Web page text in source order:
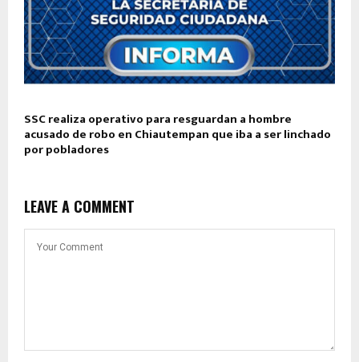
SSC realiza operativo para resguardan a hombre
acusado de robo en Chiautempan que iba a ser linchado
por pobladores
LEAVE A COMMENT